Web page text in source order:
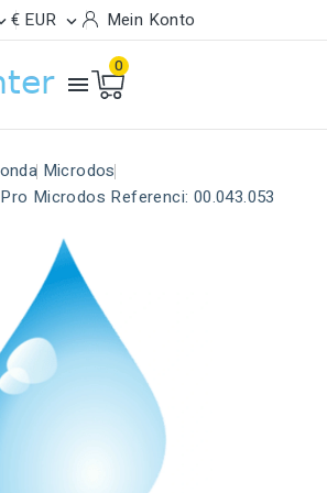
€ EUR  Mein Konto

0
Microdos
Microdos Referenci: 00.043.053